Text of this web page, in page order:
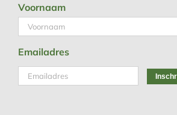
Voornaam
Emailadres